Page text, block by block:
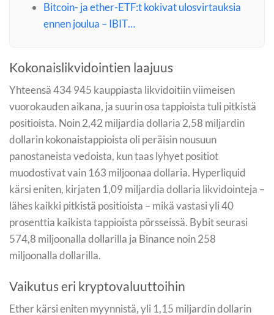
Bitcoin- ja ether-ETF:t kokivat ulosvirtauksia
ennen joulua – IBIT…
Kokonaislikvidointien laajuus
Yhteensä 434 945 kauppiasta likvidoitiin viimeisen
vuorokauden aikana, ja suurin osa tappioista tuli pitkistä
positioista. Noin 2,42 miljardia dollaria 2,58 miljardin
dollarin kokonaistappioista oli peräisin nousuun
panostaneista vedoista, kun taas lyhyet positiot
muodostivat vain 163 miljoonaa dollaria. Hyperliquid
kärsi eniten, kirjaten 1,09 miljardia dollaria likvidointeja –
lähes kaikki pitkistä positioista – mikä vastasi yli 40
prosenttia kaikista tappioista pörsseissä. Bybit seurasi
574,8 miljoonalla dollarilla ja Binance noin 258
miljoonalla dollarilla.
Vaikutus eri kryptovaluuttoihin
Ether kärsi eniten myynnistä, yli 1,15 miljardin dollarin